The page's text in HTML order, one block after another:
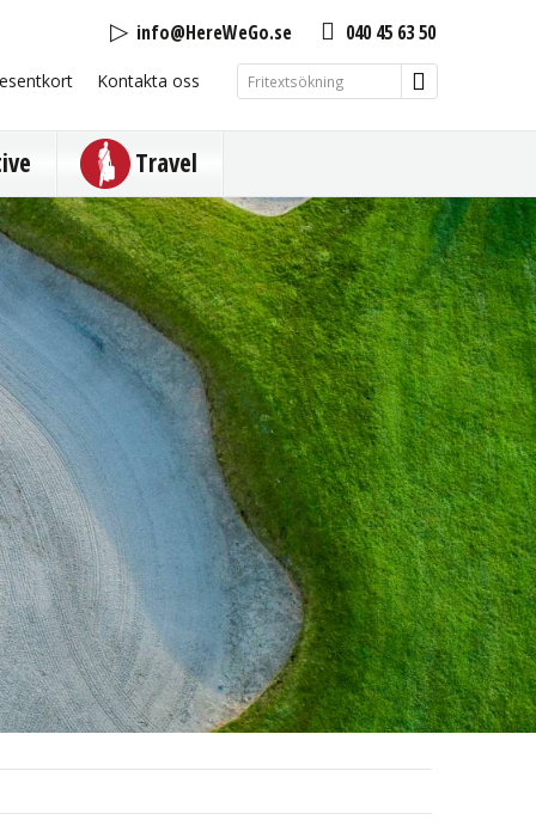
040 45 63 50
info@HereWeGo.se
Kontakta oss
Travel